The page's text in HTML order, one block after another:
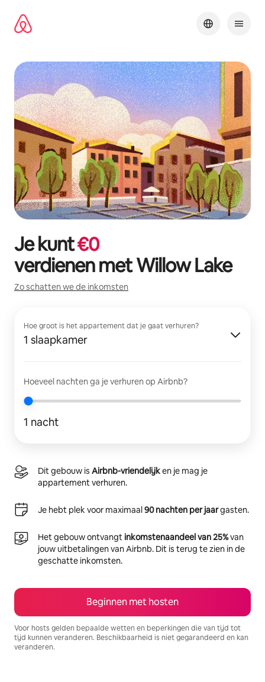
direct
naar
Je kunt€0
verdienen metWillow Lake
Zo schatten we de inkomsten
Hoe groot is het appartement dat je gaat verhuren?
1 slaapkamer
Hoeveel nachten ga je verhuren op Airbnb?
1 nacht
Dit gebouw is Airbnb-vriendelijken je mag je
appartement verhuren.
Je hebt plek voor maximaal90 nachten per jaargasten.
Het gebouw ontvangtinkomstenaandeel van 25%van
jouw uitbetalingen van Airbnb. Dit is terug te zien in de
geschatte inkomsten.
Beginnen met hosten
Voor hosts gelden bepaalde wetten en beperkingen die van tijd tot
tijd kunnen veranderen. Beschikbaarheid is niet gegarandeerd en kan
veranderen.